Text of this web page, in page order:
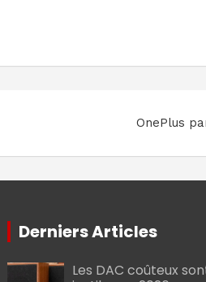
OnePlus
Derniers Articles
Les DAC coûteux